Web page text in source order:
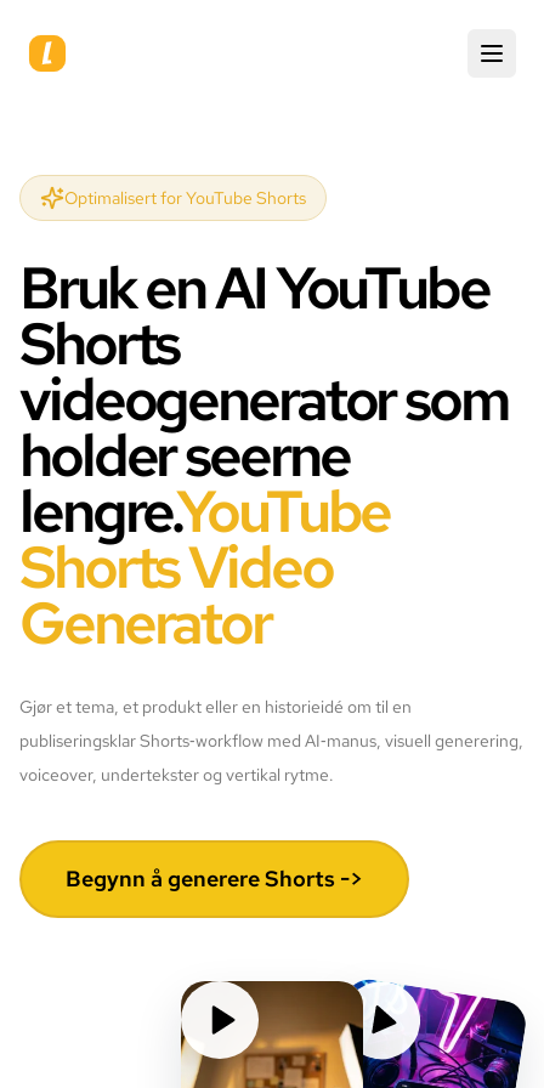
Optimalisert for YouTube Shorts
Bruk en AI YouTube
Shorts
videogenerator som
holder seerne
lengre.YouTube
Shorts Video
Generator
Gjør et tema, et produkt eller en historieidé om til en
publiseringsklar Shorts‑workflow med AI‑manus, visuell generering,
voiceover, undertekster og vertikal rytme.
Begynn å generere Shorts ->